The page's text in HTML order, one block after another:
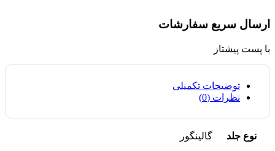
ارسال سریع سفارشات
با پست پیشتاز
توضیحات تکمیلی
نظرات (0)
نوع جلد گالینگور